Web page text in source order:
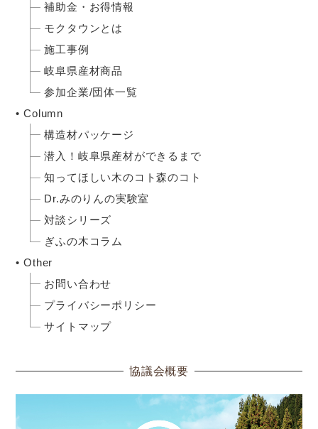
補助金・お得情報
モクタウンとは
施工事例
岐阜県産材商品
参加企業/団体一覧
Column
構造材パッケージ
潜入！岐阜県産材ができるまで
知ってほしい木のコト森のコト
Dr.みのりんの実験室
対談シリーズ
ぎふの木コラム
Other
お問い合わせ
プライバシーポリシー
サイトマップ
協議会概要